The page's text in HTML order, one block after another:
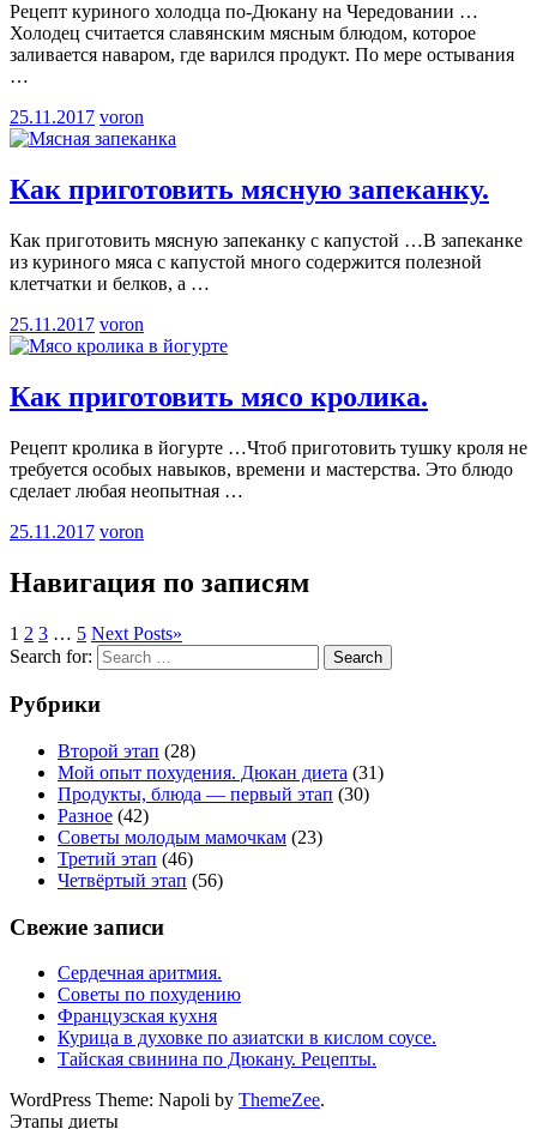
Рецепт куриного холодца по-Дюкану на Чередовании …
Холодец считается славянским мясным блюдом, которое
заливается наваром, где варился продукт. По мере остывания
…
25.11.2017 voron
Как приготовить мясную запеканку.
Как приготовить мясную запеканку с капустой …В запеканке
из куриного мяса с капустой много содержится полезной
клетчатки и белков, а …
25.11.2017 voron
Как приготовить мясо кролика.
Рецепт кролика в йогурте …Чтоб приготовить тушку кроля не
требуется особых навыков, времени и мастерства. Это блюдо
сделает любая неопытная …
25.11.2017 voron
Навигация по записям
1 2 3 … 5 Next Posts»
Search for:
Search
Рубрики
Второй этап (28)
Мой опыт похудения. Дюкан диета (31)
Продукты, блюда — первый этап (30)
Разное (42)
Советы молодым мамочкам (23)
Третий этап (46)
Четвёртый этап (56)
Свежие записи
Сердечная аритмия.
Советы по похудению
Французская кухня
Курица в духовке по азиатски в кислом соусе.
Тайская свинина по Дюкану. Рецепты.
WordPress Theme: Napoli by ThemeZee.
Этапы диеты